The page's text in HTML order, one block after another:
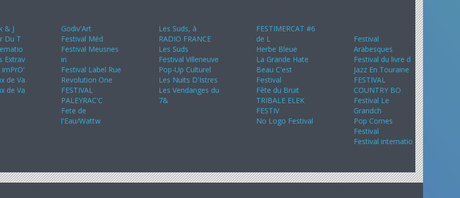
& J
Du T
Extrav
imPrO'
de Va
de Va
Godiv'Art
Festival Méd
Festival Meusnes
in
Festival Label Rue
Revolution One
FESTIVAL
PALEYRAC'C
Fete de
l'Eau/Wattw
Les Suds, à
RADIO FRANCE
Les Suds
Festival Villeneuve
Pop-Up Culturel
Les Nuits D'Istres
Les Vendanges du
7&
FESTIMERCAT #6
de L
Herbe Bleue
La Grande Hate
Beau C'est
Festival
Fête du Bruit
TRIBALE ELEK
FESTIV
No Logo Festival
Festival
Arabesques
Festival du livre d
Jazz En Touraine
FESTIVAL
COUNTRY BO
Festival Le
Grandch
Pop Cornes
Festival
Festival internatio